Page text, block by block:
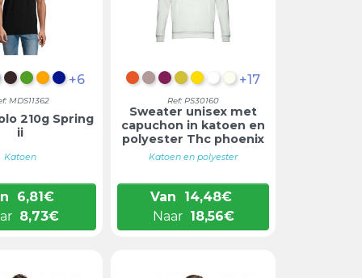
CHOCOLADEBRUIN
GOLF GROEN
ORANJE
KONINGSBLAUW
+6
MDS11362
210g Spring
ii
Katoen
6,81€
8,73€
KORAALORANJE
GEMÊLEERD LICHTGRIJS
BORDEAUX
DONKERGEEL
LIMOENGEEL
PASTELGROEN
MAT WIT
+17
Ref: PS30160
Sweater unisex met
capuchon in katoen en
polyester Thc phoenix
Katoen en polyester
Van 14,48€
Naar 18,56€